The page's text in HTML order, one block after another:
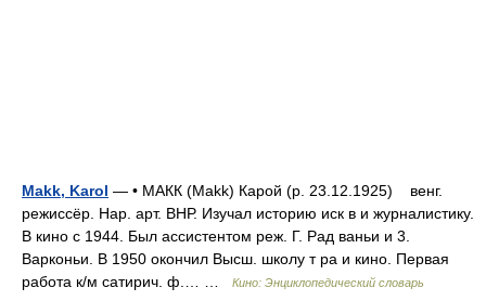
Makk, Karol — • МАКК (Makk) Карой (р. 23.12.1925) венг.
режиссёр. Нар. арт. ВНР. Изучал историю иск в и журналистику.
В кино с 1944. Был ассистентом реж. Г. Рад ваньи и 3.
Варконьи. В 1950 окончил Высш. школу т ра и кино. Первая
работа к/м сатирич. ф.… …
Кино: Энциклопедический словарь